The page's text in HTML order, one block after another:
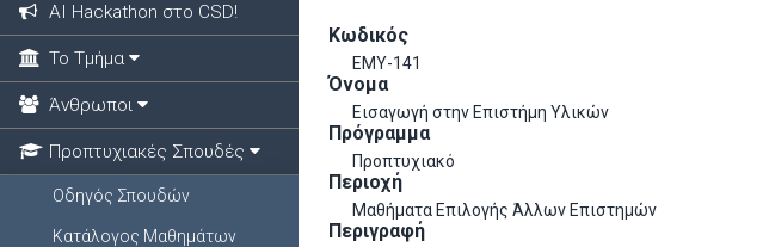
ΑΙ Hackathon στο CSD!
Το Τμήμα
Άνθρωποι
Προπτυχιακές Σπουδές
Οδηγός Σπουδών
Κατάλογος Μαθημάτων
Κωδικός
EΜY-141
Όνομα
Εισαγωγή στην Επιστήμη Υλικών
Πρόγραμμα
Προπτυχιακό
Περιοχή
Μαθήματα Επιλογής Άλλων Επιστημών
Περιγραφή